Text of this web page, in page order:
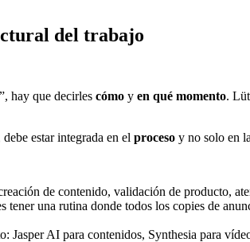
del trabajo
hay que decirles cómo y en qué momento.
estar integrada en el proceso y no solo en la
de contenido, validación de producto,
tener una rutina donde todos los copies de
Jasper AI para contenidos, Synthesia para